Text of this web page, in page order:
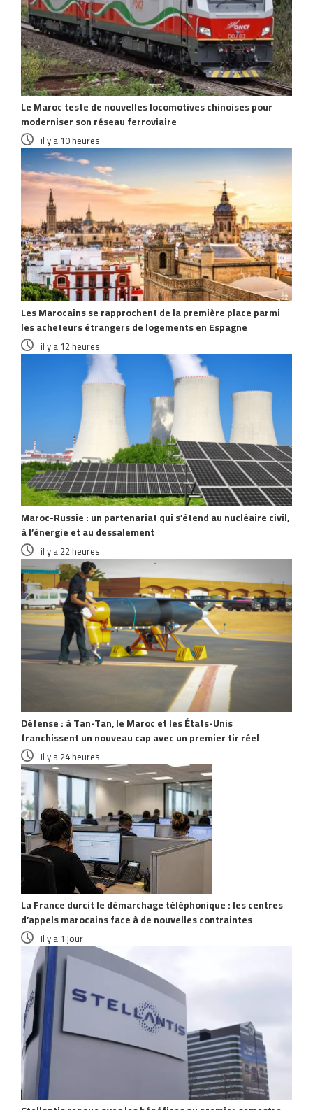
Le Maroc teste de nouvelles locomotives chinoises pour
moderniser son réseau ferroviaire
il y a 10 heures
Les Marocains se rapprochent de la première place parmi
les acheteurs étrangers de logements en Espagne
il y a 12 heures
Maroc-Russie : un partenariat qui s’étend au nucléaire civil,
à l’énergie et au dessalement
il y a 22 heures
Défense : à Tan-Tan, le Maroc et les États-Unis
franchissent un nouveau cap avec un premier tir réel
il y a 24 heures
La France durcit le démarchage téléphonique : les centres
d’appels marocains face à de nouvelles contraintes
il y a 1 jour